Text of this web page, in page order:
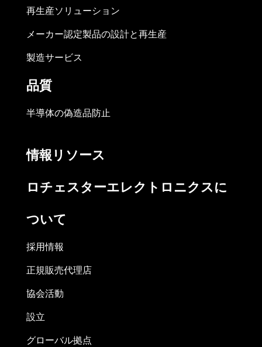
再生産ソリューション
メーカー認定製品の設計と再生産
製造サービス
品質
半導体の偽造品防止
情報リソース
ロチェスターエレクトロニクスに
ついて
採用情報
正規販売代理店
協会活動
設立
グローバル拠点